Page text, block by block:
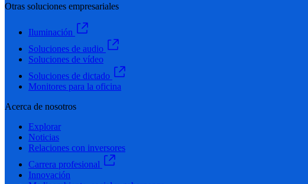
Otras soluciones empresariales
Iluminación
Soluciones de audio
Soluciones de vídeo
Soluciones de dictado
Monitores para la oficina
Acerca de nosotros
Explorar
Noticias
Relaciones con inversores
Carrera profesional
Innovación